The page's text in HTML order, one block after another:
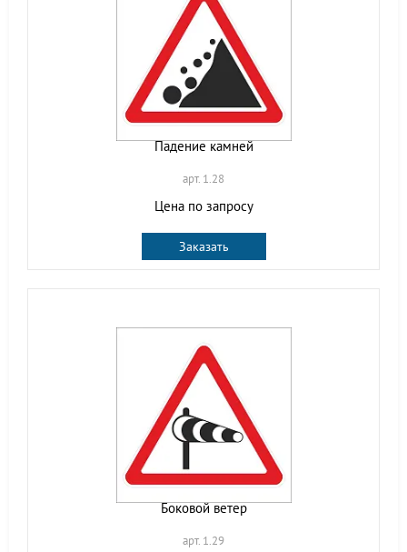
Падение камней
арт. 1.28
Цена по запросу
Заказать
Боковой ветер
арт. 1.29